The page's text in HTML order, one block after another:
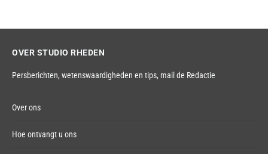
OVER STUDIO RHEDEN
Persberichten, wetenswaardigheden en tips, mail de Redactie
Over ons
Hoe ontvangt u ons